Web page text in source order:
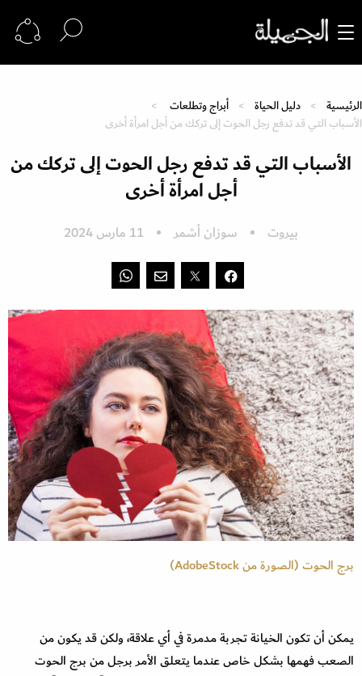
الرئيسية دليل الحياة
أبراج وتطلعات
الأسباب التي قد تدفع رجل الحوت إلى تركك من أجل امرأة أخرى
الأسباب التي قد تدفع رجل الحوت إلى تركك من
أجل امرأة أخرى
بيروت سوزان أشمر 11 مارس 2024
برج الحوت (الصورة من AdobeStock)
يمكن أن تكون الخيانة تجربة مدمرة في أي علاقة، ولكن قد يكون من
الصعب فهمها بشكل خاص عندما يتعلق الأمر برجل من برج الحوت